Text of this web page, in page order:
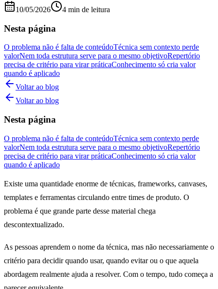
10/05/2026 4 min de leitura
Nesta página
O problema não é falta de conteúdoTécnica sem contexto perde
valorNem toda estrutura serve para o mesmo objetivoRepertório
precisa de critério para virar práticaConhecimento só cria valor
quando é aplicado
Voltar ao blog
Voltar ao blog
Nesta página
O problema não é falta de conteúdoTécnica sem contexto perde
valorNem toda estrutura serve para o mesmo objetivoRepertório
precisa de critério para virar práticaConhecimento só cria valor
quando é aplicado
Existe uma quantidade enorme de técnicas, frameworks, canvases,
templates e ferramentas circulando entre times de produto. O
problema é que grande parte desse material chega
descontextualizado.
As pessoas aprendem o nome da técnica, mas não necessariamente o
critério para decidir quando usar, quando evitar ou o que aquela
abordagem realmente ajuda a resolver. Com o tempo, tudo começa a